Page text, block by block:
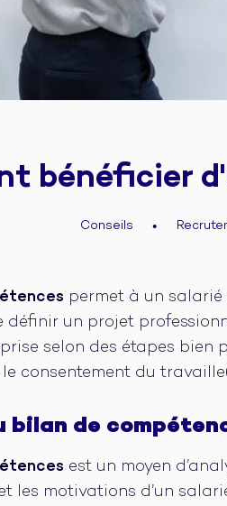
bénéficier
Conseils ●
permet à un
définir un projet
selon des étapes
le consentement du
bilan de
est un moyen
les motivations d’un